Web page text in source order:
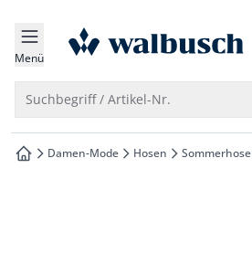
springen
springen
springen
springen
Menü zur Startseite
Suchbegriff / Artikel-Nr.
zur Startseite
Damen-Mode Hosen